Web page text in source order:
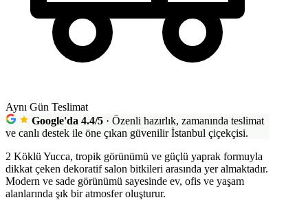
Aynı Gün Teslimat
Google'da 4.4/5 · Özenli hazırlık, zamanında teslimat
ve canlı destek ile öne çıkan güvenilir İstanbul çiçekçisi.
2 Köklü Yucca, tropik görünümü ve güçlü yaprak formuyla
dikkat çeken dekoratif salon bitkileri arasında yer almaktadır.
Modern ve sade görünümü sayesinde ev, ofis ve yaşam
alanlarında şık bir atmosfer oluşturur.